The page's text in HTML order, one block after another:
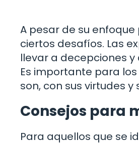
A pesar de su
ciertos desafíos. Las
llevar a decepciones
Es importante para
son, con sus virtudes
Consejos para
Para aquellos que se